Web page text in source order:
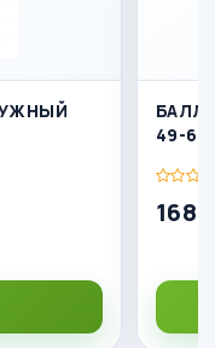
49-